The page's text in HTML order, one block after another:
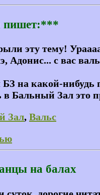
пишет:***
эту тему!
Адонис... с вас
БЗ на какой-нибудь
в Бальный Зал это
Зал, Вальс
на балах